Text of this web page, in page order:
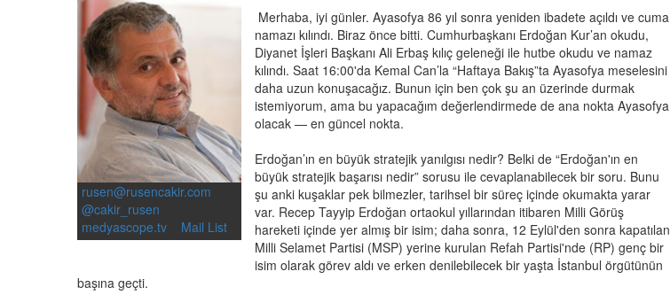
rusen@rusencakir.com
@cakir_rusen
medyascope.tv
Mail List
Merhaba, iyi günler. Ayasofya 86 yıl sonra yeniden ibadete açıldı ve cuma
namazı kılındı. Biraz önce bitti. Cumhurbaşkanı Erdoğan Kur’an okudu,
Diyanet İşleri Başkanı Ali Erbaş kılıç geleneği ile hutbe okudu ve namaz
kılındı. Saat 16:00'da Kemal Can’la “Haftaya Bakış”ta Ayasofya meselesini
daha uzun konuşacağız. Bunun için ben çok şu an üzerinde durmak
istemiyorum, ama bu yapacağım değerlendirmede de ana nokta Ayasofya
olacak — en güncel nokta.
Erdoğan’ın en büyük stratejik yanılgısı nedir? Belki de “Erdoğan'ın en
büyük stratejik başarısı nedir” sorusu ile cevaplanabilecek bir soru. Bunu
şu anki kuşaklar pek bilmezler, tarihsel bir süreç içinde okumakta yarar
var. Recep Tayyip Erdoğan ortaokul yıllarından itibaren Milli Görüş
hareketi içinde yer almış bir isim; daha sonra, 12 Eylül'den sonra kapatılan
Milli Selamet Partisi (MSP) yerine kurulan Refah Partisi'nde (RP) genç bir
isim olarak görev aldı ve erken denilebilecek bir yaşta İstanbul örgütünün
başına geçti.